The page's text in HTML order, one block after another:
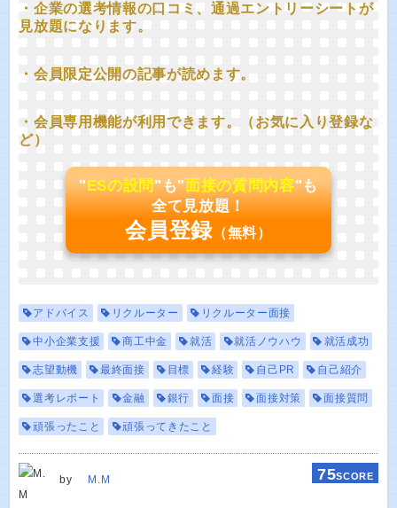
・企業の選考情報の口コミ、通過エントリーシートが
見放題になります。
・会員限定公開の記事が読めます。
・会員専用機能が利用できます。（お気に入り登録な
ど）
"ESの設問"も"面接の質問内容"も
全て見放題！
会員登録 （無料）
アドバイス リクルーター リクルーター面接
中小企業支援 商工中金 就活 就活ノウハウ 就活成功
志望動機 最終面接 目標 経験 自己PR 自己紹介
選考レポート 金融 銀行 面接 面接対策 面接質問
頑張ったこと 頑張ってきたこと
by M.M 75SCORE